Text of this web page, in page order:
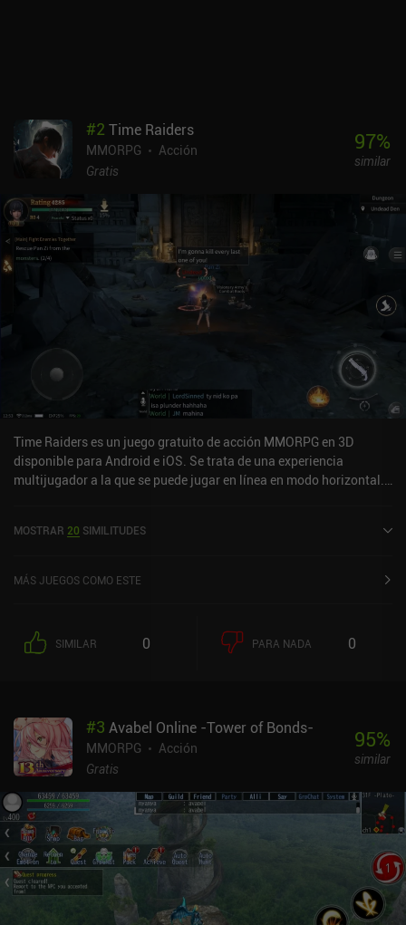
#2 Time Raiders
MMORPG
Acción
Gratis
97%
similar
Time Raiders es un juego gratuito de acción MMORPG en 3D
disponible para Android e iOS. Se trata de una experiencia
multijugador a la que se puede jugar en línea en modo horizontal.
App Store de iOS.
MOSTRAR 20 SIMILITUDES
MÁS JUEGOS COMO ESTE
SIMILAR 0 PARA NADA 0
#3 Avabel Online -Tower of Bonds-
MMORPG
Acción
Gratis
95%
similar